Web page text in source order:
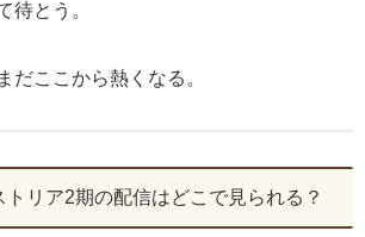
待とう。
だここから熱くなる。
リア2期の配信はどこで見られる？